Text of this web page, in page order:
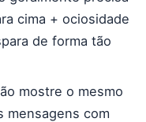
cima + ociosidade
de forma tão
mostre o mesmo
mensagens com